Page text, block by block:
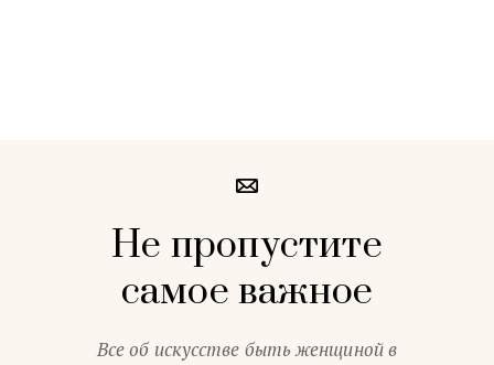
Не пропустите
самое важное
Все об искусстве быть женщиной в